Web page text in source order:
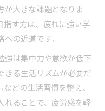
が大きな課題となりま
指す方は、疲れに強い学
の近道です。
強は集中力や意欲が低下
きる生活リズムが必要だ
どの生活習慣を整え、
れることで、疲労感を軽